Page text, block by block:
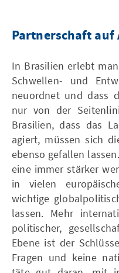
Partnerschaft auf
In Brasilien erlebt
Schwellen- und
neuordnet und dass
nur von der
Brasilien, dass das
agiert, müssen sich
ebenso gefallen
eine immer stärker
in vielen
wichtige
lassen. Mehr
politischer,
Ebene ist der
Fragen und keine